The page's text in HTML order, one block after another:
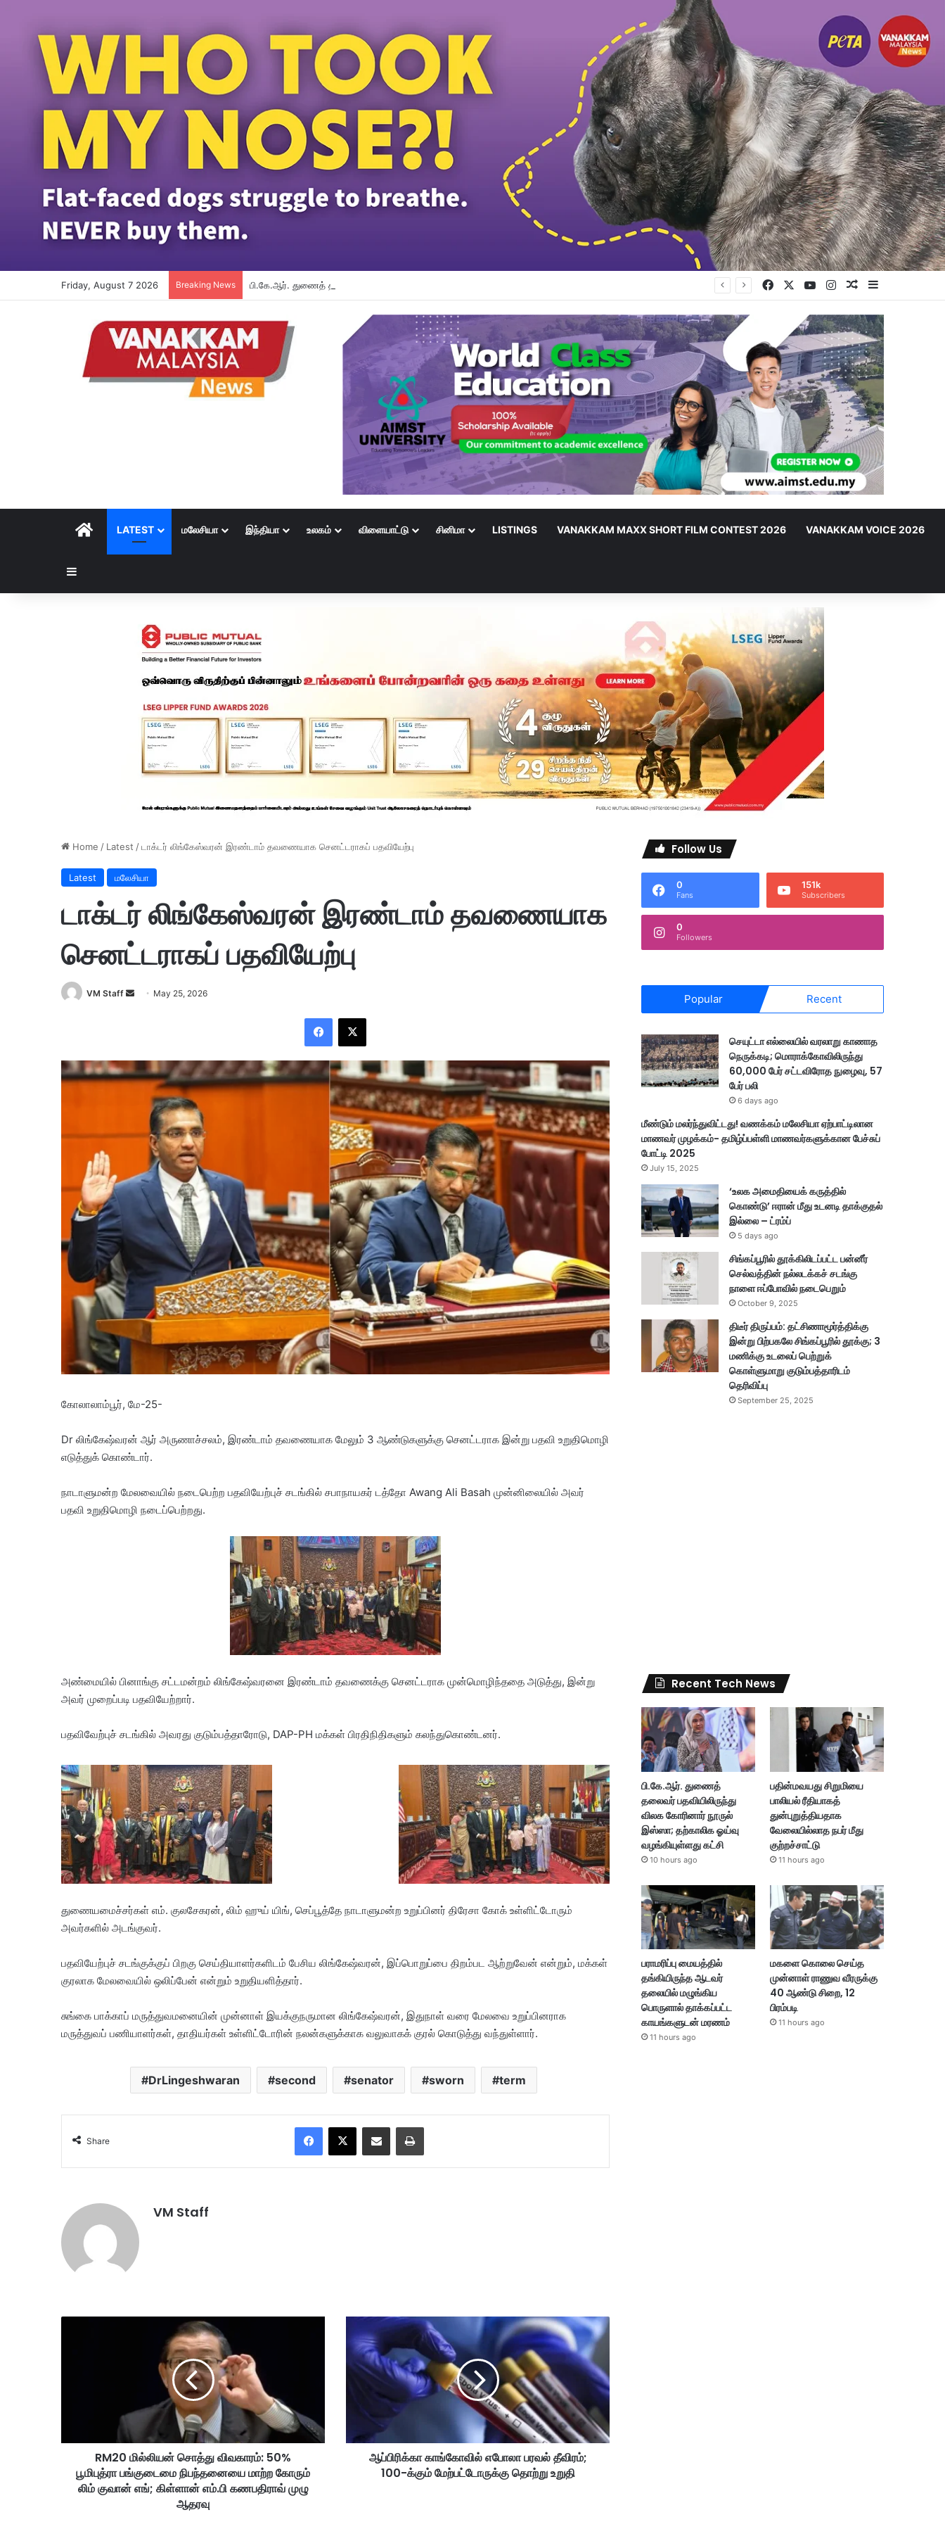
Friday, August 7 2026 Breaking News பி.கே.ஆர். துணைத் தலைவர் பதவியிலிருந்து விலக கோரினார் நூருல் இஸ்ஸா; தற்காலிக ஓய்வு வழங்கியுள்ளது கட்சி Facebook YouTubeInstagramRandom Article
HOMELATEST மலேசியா இந்தியா உலகம் விளையாட்டு சினிமா LISTINGS VANAKKAM MAXX SHORT FILM CONTEST 2026 VANAKKAM VOICE 2026
Home / Latest /டாக்டர் லிங்கேஸ்வரன் இரண்டாம் தவணையாக செனட்டராகப் பதவியேற்பு
Latest மலேசியா
டாக்டர் லிங்கேஸ்வரன் இரண்டாம் தவணையாக
செனட்டராகப் பதவியேற்பு
VM Staff
a
n
May 25, 2026
கோலாலாம்பூர், மே-25-
Dr லிங்கேஷ்வரன் ஆர் அருணாச்சலம், இரண்டாம் தவணையாக மேலும் 3 ஆண்டுகளுக்கு செனட்டராக இன்று பதவி உறுதிமொழி
எடுத்துக் கொண்டார்.
நாடாளுமன்ற மேலவையில் நடைபெற்ற பதவியேற்புச் சடங்கில் சபாநாயகர் டத்தோ Awang Ali Basah முன்னிலையில் அவர்
பதவி உறுதிமொழி நடைப்பெற்றது.
அண்மையில் பினாங்கு சட்டமன்றம் லிங்கேஷ்வரனை இரண்டாம் தவணைக்கு செனட்டராக முன்மொழிந்ததை அடுத்து, இன்று
அவர் முறைப்படி பதவியேற்றார்.
பதவிவேற்புச் சடங்கில் அவரது குடும்பத்தாரோடு, DAP-PH மக்கள் பிரதிநிதிகளும் கலந்துகொண்டனர்.
துணையமைச்சர்கள் எம். குலசேகரன், லிம் ஹுய் யிங், செப்பூத்தே நாடாளுமன்ற உறுப்பினர் திரேசா கோக் உள்ளிட்டோரும்
அவர்களில் அடங்குவர்.
பதவியேற்புச் சடங்குக்குப் பிறகு செய்தியாளர்களிடம் பேசிய லிங்கேஷ்வரன், இப்பொறுப்பை திறம்பட ஆற்றுவேன் என்றும், மக்கள்
குரலாக மேலவையில் ஒலிப்பேன் என்றும் உறுதியளித்தார்.
சுங்கை பாக்காப் மருத்துவமனையின் முன்னாள் இயக்குநருமான லிங்கேஷ்வரன், இதுநாள் வரை மேலவை உறுப்பினராக
மருத்துவப் பணியாளர்கள், தாதியர்கள் உள்ளிட்டோரின் நலன்களுக்காக வலுவாகக் குரல் கொடுத்து வந்துள்ளார்.
DrLingeshwaran second senator sworn term
Share
VM Staff
ன்
RM20 மில்லியன் சொத்து விவகாரம்: 50%
பூமிபுத்ரா பங்குடைமை நிபந்தனையை மாற்ற கோரும்
லிம் குவான் எங்; கிள்ளான் எம்.பி கணபதிராவ் முழு
ஆதரவு
பி
ரி
கோ
ஆப்பிரிக்கா காங்கோவில் எபோலா பரவல் தீவிரம்;
100-க்கும் மேற்பட்டோருக்கு தொற்று உறுதி
Follow Us
0
Fans
151k
Subscribers
0
Followers
Popular Recent
செயுட்டா எல்லையில் வரலாறு காணாத
நெருக்கடி; மொராக்கோவிலிருந்து
60,000 பேர் சட்டவிரோத நுழைவு, 57
பேர் பலி
6 days ago
மீண்டும் மலர்ந்துவிட்டது! வணக்கம் மலேசியா ஏற்பாட்டிலான
மாணவர் முழக்கம்- தமிழ்ப்பள்ளி மாணவர்களுக்கான பேச்சுப்
போட்டி 2025
July 15, 2025
‘உலக அமைதியைக் கருத்தில்
கொண்டு’ ஈரான் மீது உடனடி தாக்குதல்
இல்லை – ட்ரம்ப்
5 days ago
சிங்கப்பூரில் தூக்கிலிடப்பட்ட பன்னீர்
செல்வத்தின் நல்லடக்கச் சடங்கு
நாளை ஈப்போவில் நடைபெறும்
October 9, 2025
திடீர் திருப்பம்: தட்சிணாமூர்த்திக்கு
இன்று பிற்பகலே சிங்கப்பூரில் தூக்கு; 3
மணிக்கு உடலைப் பெற்றுக்
கொள்ளுமாறு குடும்பத்தாரிடம்
தெரிவிப்பு
September 25, 2025
Recent Tech News
பி.கே.ஆர். துணைத்
தலைவர் பதவியிலிருந்து
விலக கோரினார் நூருல்
இஸ்ஸா; தற்காலிக ஓய்வு
வழங்கியுள்ளது கட்சி
10 hours ago
பதின்மவயது சிறுமியை
பாலியல் ரீதியாகத்
துன்புறுத்தியதாக
வேலையில்லாத நபர் மீது
குற்றச்சாட்டு
11 hours ago
பராமரிப்பு மையத்தில்
தங்கியிருந்த ஆடவர்
தலையில் மழுங்கிய
பொருளால் தாக்கப்பட்ட
காயங்களுடன் மரணம்
11 hours ago
மகளை கொலை செய்த
முன்னாள் ராணுவ வீரருக்கு
40 ஆண்டு சிறை, 12
பிரம்படி
11 hours ago